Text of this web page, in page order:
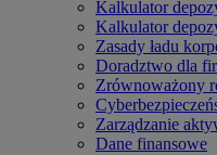
Kalkulator
Kalkulator
Zasady ładu
Doradztwo dla
Zrównoważony
Zarządzanie
Dane finansowe